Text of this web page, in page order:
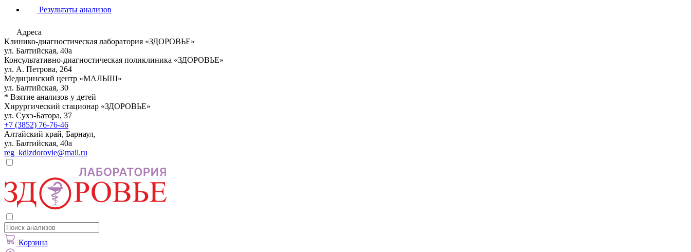
Результаты анализов
Адреса
Клинико-диагностическая лаборатория «ЗДОРОВЬЕ»
ул. Балтийская, 40а
Консультативно-диагностическая поликлиника «ЗДОРОВЬЕ»
ул. А. Петрова, 264
Медицинский центр «МАЛЫШ»
ул. Балтийская, 30
* Взятие анализов у детей
Хирургический стационар «ЗДОРОВЬЕ»
ул. Сухэ-Батора, 37
+7 (3852) 76-76-46
Алтайский край, Барнаул,
ул. Балтийская, 40а
reg_kdlzdorovie@mail.ru
Корзина